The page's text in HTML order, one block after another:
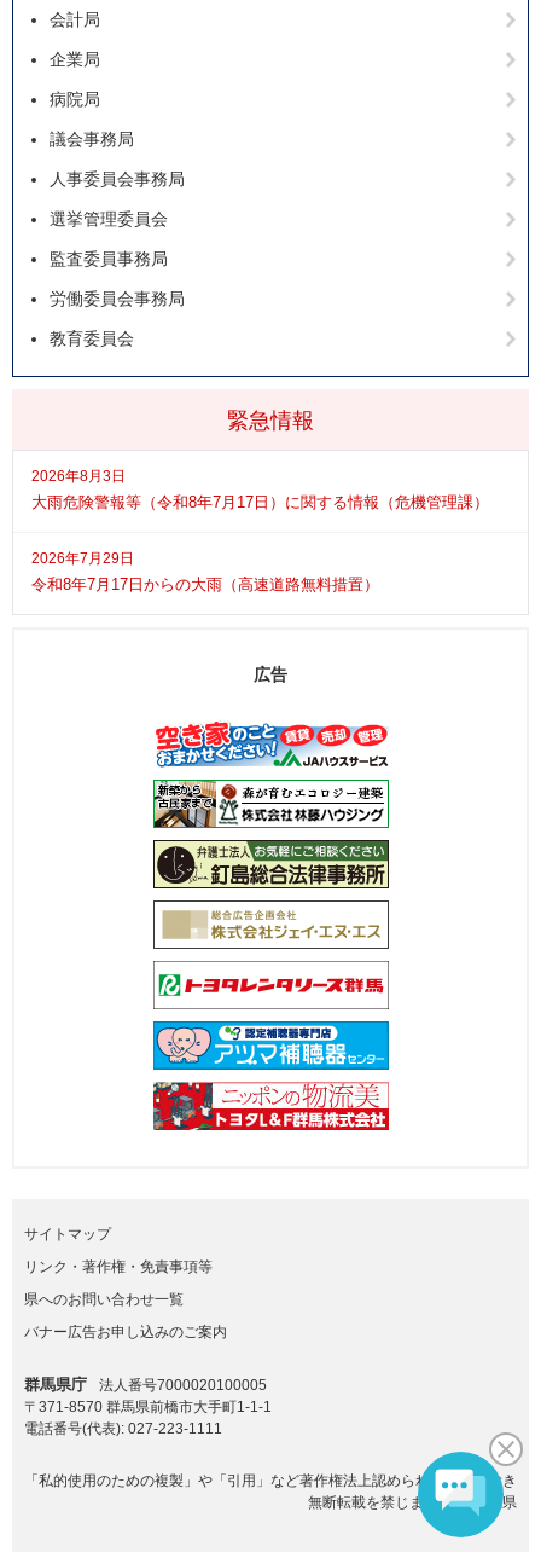
緊急情報
2026年8月3日
大雨危険警報等（令和8年7月17日）に関する情報（危機管理課）
2026年7月29日
令和8年7月17日からの大雨（高速道路無料措置）
会計局
企業局
病院局
議会事務局
人事委員会事務局
選挙管理委員会
監査委員事務局
労働委員会事務局
教育委員会
広告
サイトマップ
リンク・著作権・免責事項等
県へのお問い合わせ一覧
バナー広告お申し込みのご案内
群馬県庁
法人番号7000020100005
〒371-8570 群馬県前橋市大手町1-1-1
電話番号(代表): 027-223-1111
「私的使用のための複製」や「引用」など著作権法上認められた場合を除き
無断転載を禁じます。(C)群馬県